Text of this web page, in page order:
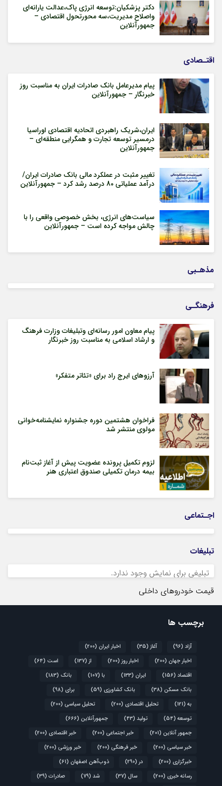
دکتر پزشکیان:توسعه انرژی پاک،عدالت یارانه‌ای
واصلاح مدیریت،سه محورتحول اقتصادی –
جمهورآنلاین
اقتـصادی
پیام مدیرعامل بانک صادرات ایران به مناسبت روز
خبرنگار – جمهورآنلاین
ایران،شریک راهبردی اتحادیه اقتصادی اوراسیا
درمسیر توسعه تجارت و همگرایی منطقه‌ای –
جمهورآنلاین
تغییر مثبت در عملکرد مالی بانک صادرات ایران/
درآمد عملیاتی 80 درصد رشد کرد – جمهورآنلاین
سیاست‌های انرژی، بخش خصوصی واقعی را با
چالش مواجه کرده است – جمهورآنلاین
مذهـبی
فرهنگـی
پیام معاون امور رسانه‌ای وتبلیغات وزارت فرهنگ
و ارشاد اسلامی به مناسبت روز خبرنگار
آرزوهای ایرج راد برای «تئاتر متفکر»
فراخوان هشتمین دوره جشنواره نمایشنامه‌خوانی
مولوی منتشر شد
لزوم تکمیل پرونده عضویت پیش از آغاز ثبت‌نام
بیمه درمان تکمیلی صندوق اعتباری هنر
اجـتماعی
تبلیغات
تبلیغی برای نمایش وجود ندارد.
قیمت خودروهای داخلی
برچسب ها
آزاد (96) آغاز (35) اخبار ایران (200)
اخبار جهان (200) اخبار روز (200) از (137) است (64)
اقتصاد (156) ایران (133) با (107) بانک (183)
بانک مسکن (38) بانک کشاورزی (59) برای (98)
به (121) تحلیل اقتصادی (200) تحلیل سیاسی (200)
توسعه (54) تولید (43) جمهورآنلاین (666)
جمهور آنلاین (201) خبر اجتماعی (200) خبر اقتصادی (200)
خبر سیاسی (200) خبر فرهنگی (200) خبر ورزشی (200)
خبرگزاری (200) در (290) ذوب‌آهن اصفهان (61)
رسانه خبری (200) سال (37) شد (79) صادرات (39)